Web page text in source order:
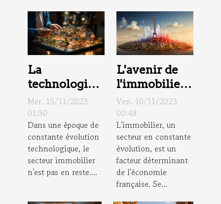
La
technologie
dans le
domaine
immobilier :
Impact sur
les agences
immobilières
Mer. 15/11/2023
01:30
Dans une époque de
constante évolution
technologique, le
secteur immobilier
n'est pas en reste....
L'avenir de
l'immobilier
en France:
tendances et
prévisions
Ven. 10/11/2023
00:48
L'immobilier, un
secteur en constante
évolution, est un
facteur déterminant
de l'économie
française. Se...